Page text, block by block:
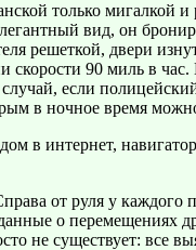
только
вид, он
решеткой, двери
90 миль в
если
в ночное время
в интернет,
от руля у
о
не существует: все